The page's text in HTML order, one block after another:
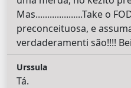
Mas....................Take o
preconceituosa, e
verdaderamenti são!!!!
Urssula
Tá.